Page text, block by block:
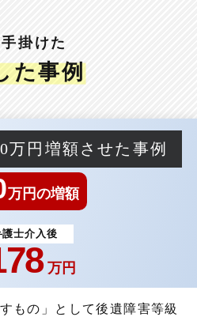
掛けた
た事例
万円増額させた事例
万円の増額
護士介入後
万円
もの」として後遺障害等級